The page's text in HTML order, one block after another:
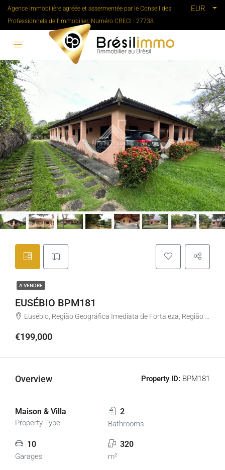
Agence immobilière agréée et assermentée par le Conseil des
Professionnels de l'Immobilier. Numéro CRECI : 27738.
EUR
A VENDRE
EUSÉBIO BPM181
Eusébio, Região Geográfica Imediata de Fortaleza, Região Geográfica Intermediária de Fortaleza, Ceará, Région Nord-est, Brésil
€199,000
Overview Property ID: BPM181
Maison & Villa
Property Type
2
Bathrooms
10
Garages
320
m²